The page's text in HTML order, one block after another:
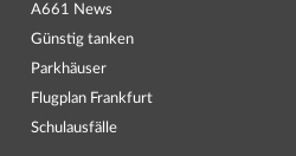
A661 News
Günstig tanken
Parkhäuser
Flugplan Frankfurt
Schulausfälle